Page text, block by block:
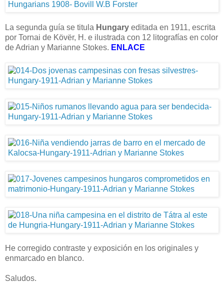
La segunda guía se titula Hungary editada en 1911, escrita
por Tornai de Kövër, H. e ilustrada con 12 litografías en color
de Adrian y Marianne Stokes. ENLACE
He corregido contraste y exposición en los originales y
enmarcado en blanco.
Saludos.